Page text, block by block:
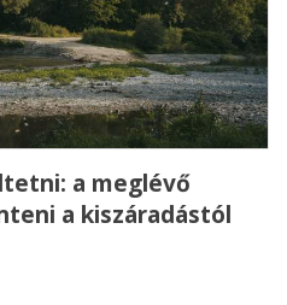
a meglévő
a kiszáradástól